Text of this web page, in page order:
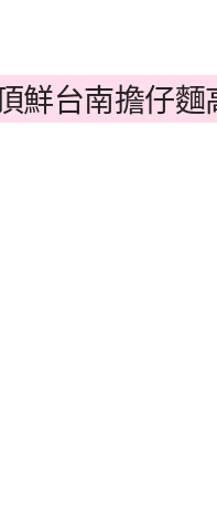
鮮台南擔仔麵